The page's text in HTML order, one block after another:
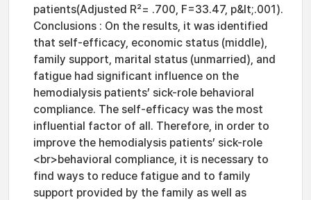
patients(Adjusted R²= .700, F=33.47, p&lt;.001).
Conclusions : On the results, it was identified
that self-efficacy, economic status (middle),
family support, marital status (unmarried), and
fatigue had significant influence on the
hemodialysis patients’ sick-role behavioral
compliance. The self-efficacy was the most
influential factor of all. Therefore, in order to
improve the hemodialysis patients’ sick-role
<br>behavioral compliance, it is necessary to
find ways to reduce fatigue and to family
support provided by the family as well as